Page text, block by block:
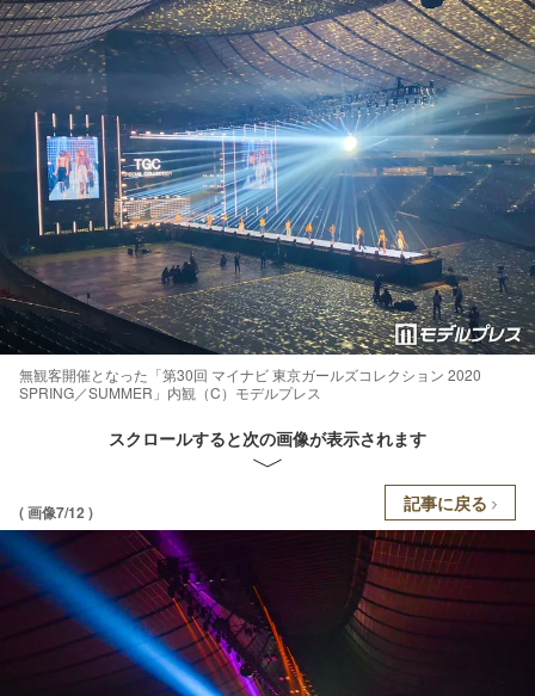
無観客開催となった「第30回 マイナビ 東京ガールズコレクション 2020
SPRING／SUMMER」内観（C）モデルプレス
スクロールすると次の画像が表示されます
( 画像7/12 ) 記事に戻る